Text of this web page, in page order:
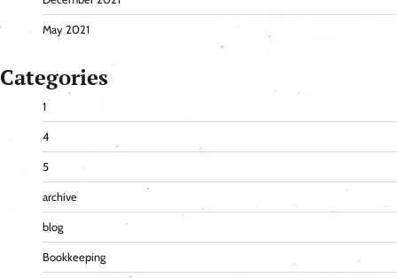
May 2021
Categories
1
4
5
archive
blog
Bookkeeping